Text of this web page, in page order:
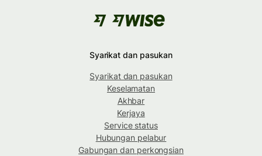
Syarikat dan pasukan
Syarikat dan pasukan
Keselamatan
Akhbar
Kerjaya
Service status
Hubungan pelabur
Gabungan dan perkongsian